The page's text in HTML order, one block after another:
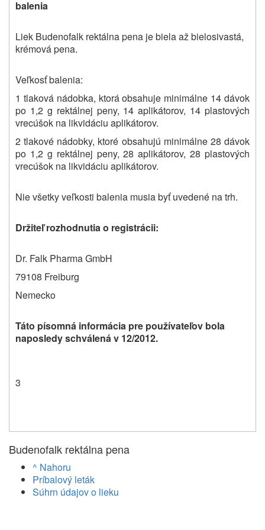
balenia
Liek Budenofalk rektálna pena je biela až bielosivastá,
krémová pena.
Veľkosť balenia:
1 tlaková nádobka, ktorá obsahuje minimálne 14 dávok
po 1,2 g rektálnej peny, 14 aplikátorov, 14 plastových
vrecúšok na likvidáciu aplikátorov.
2 tlakové nádobky, ktoré obsahujú minimálne 28 dávok
po 1,2 g rektálnej peny, 28 aplikátorov, 28 plastových
vrecúšok na likvidáciu aplikátorov.
Nie všetky veľkosti balenia musia byť uvedené na trh.
Držiteľ rozhodnutia o registrácii:
Dr. Falk Pharma GmbH
79108 Freiburg
Nemecko
Táto písomná informácia pre používateľov bola
naposledy schválená v 12/2012.
3
Budenofalk rektálna pena
^ Nahoru
Príbalový leták
Súhrn údajov o lieku